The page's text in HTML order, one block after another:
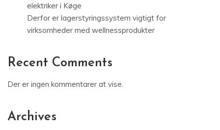
elektriker i Køge
Derfor er lagerstyringssystem vigtigt for
virksomheder med wellnessprodukter
Recent Comments
Der er ingen kommentarer at vise.
Archives